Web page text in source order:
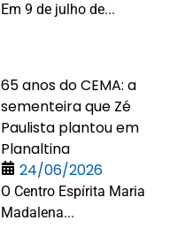
Em 9 de julho de...
65 anos do CEMA: a
sementeira que Zé
Paulista plantou em
Planaltina
24/06/2026
O Centro Espírita Maria
Madalena...